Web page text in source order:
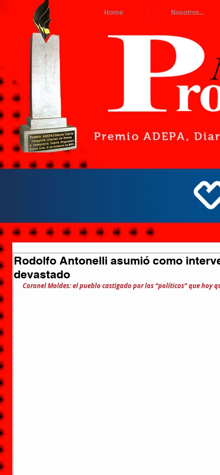
Home Nosotros...
Premio ADEPA,
Rodolfo Antonelli asumió como
devastado
Coronel Moldes: el pueblo castigado por los “políticos” que hoy